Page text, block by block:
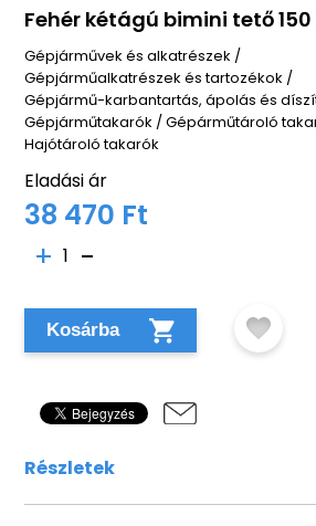
Fehér kétágú bimini tető 150
Gépjárművek és alkatrészek /
Gépjárműalkatrészek és tartozékok /
Gépjármű-karbantartás, ápolás és
Gépjárműtakarók /Gépárműtároló
Hajótároló takarók
Eladási ár
38 470 Ft
1
Kosárba
Részletek